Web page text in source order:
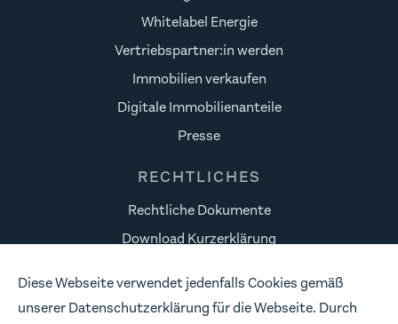
Diese Webseite verwendet jedenfalls Cookies gemäß
unserer Datenschutzerklärung für die Webseite. Durch
Whitelabel Energie
Vertriebspartner:in werden
Immobilien verkaufen
Digitale Immobilienanteile
Presse
RECHTLICHES
Rechtliche Dokumente
Download Kurzerklärung
Risikohinweise